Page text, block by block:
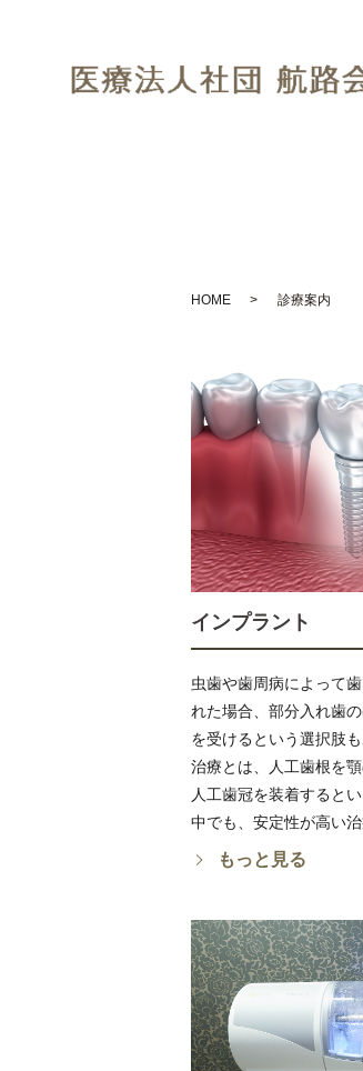
HOME 診療案内
インプラント
虫歯や歯周病によって
れた場合、部分入れ歯
を受けるという選択肢
治療とは、人工歯根を
人工歯冠を装着すると
中でも、安定性が高い治
もっと見る